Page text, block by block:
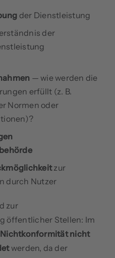
der Dienstleistung
der
— wie werden die
erfüllt (z. B.
Normen oder
zur
durch Nutzer
zur
öffentlicher Stellen: Im
Nichtkonformität nicht
werden, da der